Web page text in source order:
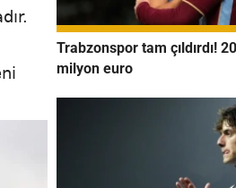
Trabzonspor tam çıldırdı!
milyon euro